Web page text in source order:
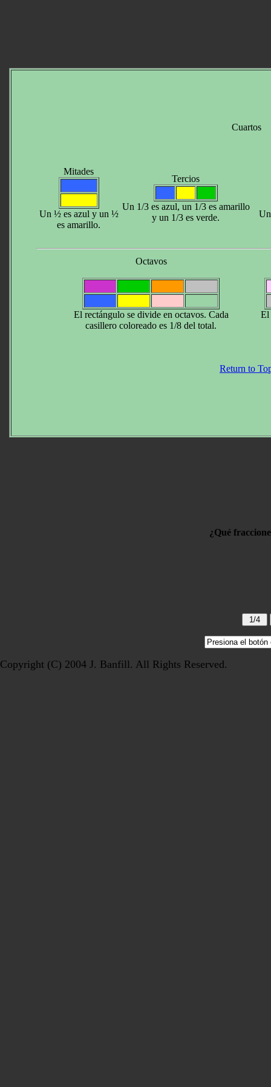
Cuartos
Mitades
Un ½ es azul y un ½
es amarillo.
Tercios
Un 1/3 es azul, un 1/3 es amarillo
y un 1/3 es verde.
Octavos
El rectángulo se divide en octavos. Cada
casillero coloreado es 1/8 del total.
El
Return to
¿Qué
Copyright (C) 2004 J. Banfill. All Rights Reserved.